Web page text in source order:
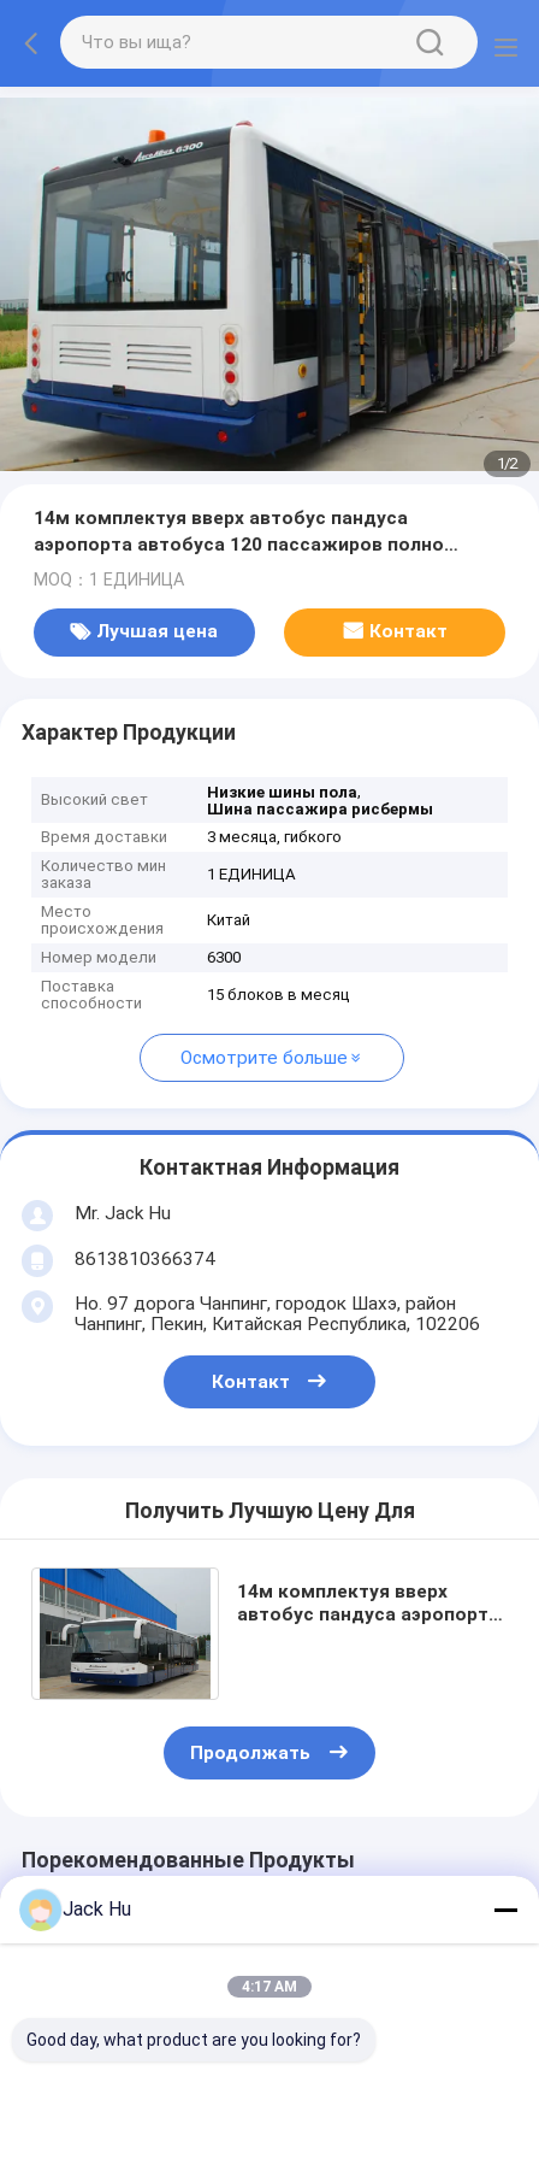
1/2
14м комплектуя вверх автобус пандуса
аэропорта автобуса 120 пассажиров полно
алюминиевый
MOQ：1 ЕДИНИЦА
Лучшая цена Контакт
Характер Продукции
Высокий свет Низкие шины пола,
Шина пассажира рисбермы
Время доставки
3 месяца, гибкого
Количество мин
заказа
1 ЕДИНИЦА
Место
происхождения
Китай
Номер модели
6300
Поставка
способности
15 блоков в месяц
Осмотрите больше
Контактная Информация
Mr. Jack Hu
8613810366374
Но. 97 дорога Чанпинг, городок Шахэ, район
Чанпинг, Пекин, Китайская Республика, 102206
Контакт
Получить Лучшую Цену Для
14м комплектуя вверх
автобус пандуса аэропорта
Продолжать
Порекомендованные Продукты
Jack Hu
4:17 AM
Good day, what product are you looking for?